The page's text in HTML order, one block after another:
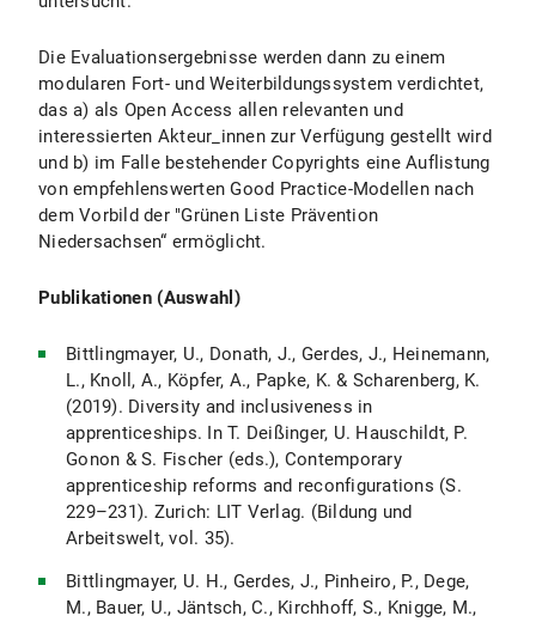
Die Evaluationsergebnisse werden dann zu einem
modularen Fort- und Weiterbildungssystem verdichtet,
das a) als Open Access allen relevanten und
interessierten Akteur_innen zur Verfügung gestellt wird
und b) im Falle bestehender Copyrights eine Auflistung
von empfehlenswerten Good Practice-Modellen nach
dem Vorbild der "Grünen Liste Prävention
Niedersachsen“ ermöglicht.
Publikationen (Auswahl)
Bittlingmayer, U., Donath, J., Gerdes, J., Heinemann,
L., Knoll, A., Köpfer, A., Papke, K. & Scharenberg, K.
(2019). Diversity and inclusiveness in
apprenticeships. In T. Deißinger, U. Hauschildt, P.
Gonon & S. Fischer (eds.), Contemporary
apprenticeship reforms and reconfigurations (S.
229–231). Zurich: LIT Verlag. (Bildung und
Arbeitswelt, vol. 35).
Bittlingmayer, U. H., Gerdes, J., Pinheiro, P., Dege,
M., Bauer, U., Jäntsch, C., Kirchhoff, S., Knigge, M.,